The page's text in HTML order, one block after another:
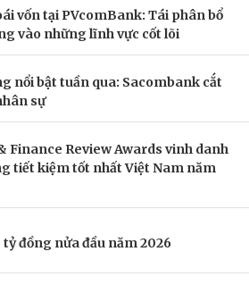
vốn tại PVcomBank: Tái phân bổ
vào những lĩnh vực cốt lõi
nổi bật tuần qua: Sacombank cắt
sự
Finance Review Awards vinh danh
tiết kiệm tốt nhất Việt Nam năm
tỷ đồng nửa đầu năm 2026